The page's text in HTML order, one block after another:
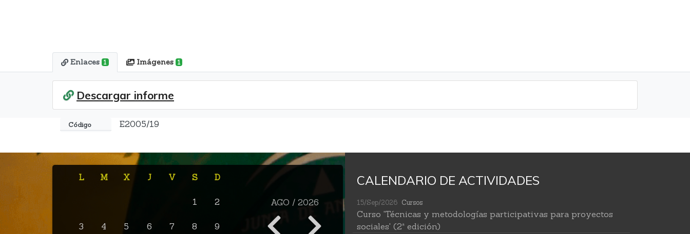
Enlaces 1 Imágenes 1
Descargar informe
Código E2005/19
L M X J V S D
1 2
3 4 5 6 7 8 9
AGO / 2026
CALENDARIO DE ACTIVIDADES
15/Sep/2026 Cursos
Curso 'Técnicas y metodologías participativas para proyectos
sociales' (2ª edición)